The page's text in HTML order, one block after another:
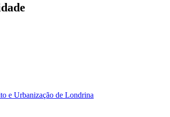
e Urbanização de Londrina